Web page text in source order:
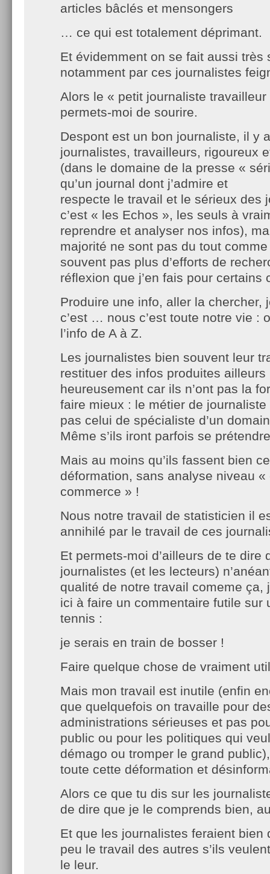
articles bâclés et mensongers
… ce qui est totalement déprimant.
Et évidemment on se fait aussi très
notamment par ces journalistes
Alors le « petit journaliste
permets-moi de sourire.
Despont est un bon journaliste, il y
journalistes, travailleurs, rigoureux
(dans le domaine de la presse «
qu’un journal dont j’admire et
respecte le travail et le sérieux des
c’est « les Echos », les seuls à
reprendre et analyser nos infos),
majorité ne sont pas du tout
souvent pas plus d’efforts de
réflexion que j’en fais pour certains
Produire une info, aller la chercher,
c’est … nous c’est toute notre vie :
l’info de A à Z.
Les journalistes bien souvent leur
restituer des infos produites
heureusement car ils n’ont pas la
faire mieux : le métier de journaliste
pas celui de spécialiste d’un
Même s’ils iront parfois se
Mais au moins qu’ils fassent bien
déformation, sans analyse niveau «
commerce » !
Nous notre travail de statisticien il
annihilé par le travail de ces
Et permets-moi d’ailleurs de te dire
journalistes (et les lecteurs)
qualité de notre travail comeme ça,
ici à faire un commentaire futile sur
tennis :
je serais en train de bosser !
Faire quelque chose de vraiment
Mais mon travail est inutile (enfin
que quelquefois on travaille pour
administrations sérieuses et pas
public ou pour les politiques qui
démago ou tromper le grand
toute cette déformation et
Alors ce que tu dis sur les
de dire que je le comprends bien,
Et que les journalistes feraient bien
peu le travail des autres s’ils
le leur.